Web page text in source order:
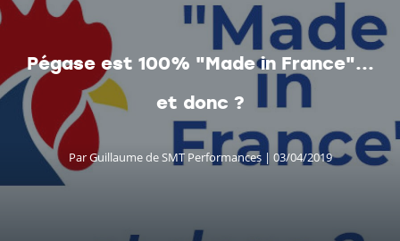
Pégase est 100% "Made in France"...
et donc ?
Par Guillaume de SMT Performances | 03/04/2019